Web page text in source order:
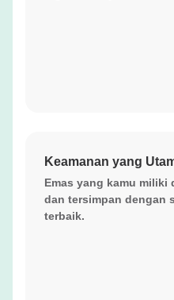
Keamanan yang
Emas yang kamu miliki
dan tersimpan dengan
terbaik.